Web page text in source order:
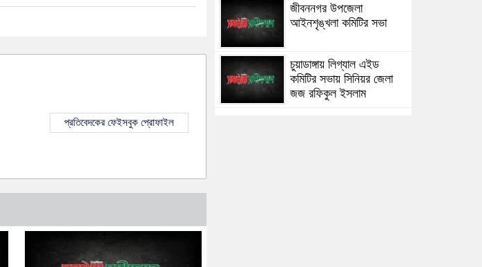
প্রতিবেদকের ফেইসবুক প্রোফাইল
জীবননগর উপজেলা
আইনশৃঙ্খলা কমিটির সভা
চুয়াডাঙ্গায় লিগ্যাল এইড
কমিটির সভায় সিনিয়র জেলা
জজ রফিকুল ইসলাম